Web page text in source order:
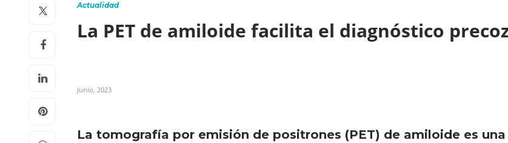
Actualidad
La PET de amiloide facilita el diagnóstico
Junio, 2023
La tomografía por emisión de positrones (PET) de amiloide es